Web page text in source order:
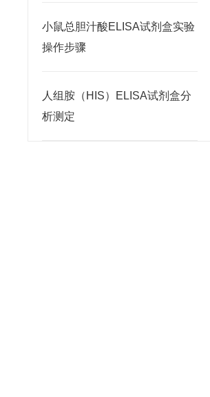
小鼠总胆汁酸ELISA试剂盒实验
操作步骤
人组胺（HIS）ELISA试剂盒分
析测定